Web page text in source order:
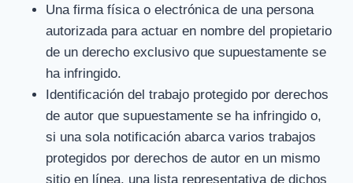
Una firma física o electrónica de una persona
autorizada para actuar en nombre del propietario
de un derecho exclusivo que supuestamente se
ha infringido.
Identificación del trabajo protegido por derechos
de autor que supuestamente se ha infringido o,
si una sola notificación abarca varios trabajos
protegidos por derechos de autor en un mismo
sitio en línea, una lista representativa de dichos